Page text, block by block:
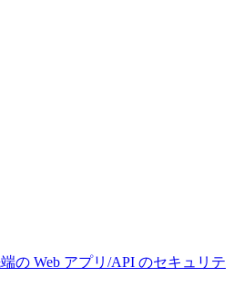
の Web アプリ/API のセキュリテ